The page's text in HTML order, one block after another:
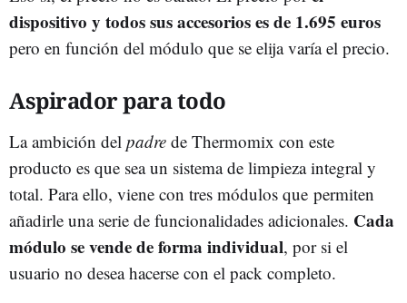
dispositivo y todos sus accesorios es de 1.695 euros
pero en función del módulo que se elija varía el precio.
Aspirador para todo
La ambición del padre de Thermomix con este
producto es que sea un sistema de limpieza integral y
total. Para ello, viene con tres módulos que permiten
añadirle una serie de funcionalidades adicionales. Cada
módulo se vende de forma individual, por si el
usuario no desea hacerse con el pack completo.